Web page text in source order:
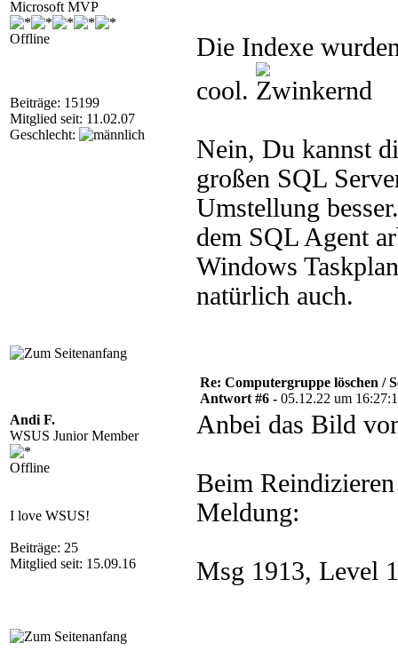
Microsoft MVP
Offline
Beiträge: 15199
Mitglied seit: 11.02.07
Geschlecht:
Die Indexe
cool.
Nein, Du kannst
großen SQL
Umstellung
dem SQL Agent
Windows
natürlich auch.
Andi F.
WSUS Junior Member
Offline
I love WSUS!
Beiträge: 25
Mitglied seit: 15.09.16
Re: Computergruppe löschen /
Antwort #6 - 05.12.22 um
Anbei das Bild
Beim
Meldung:
Msg 1913, Level